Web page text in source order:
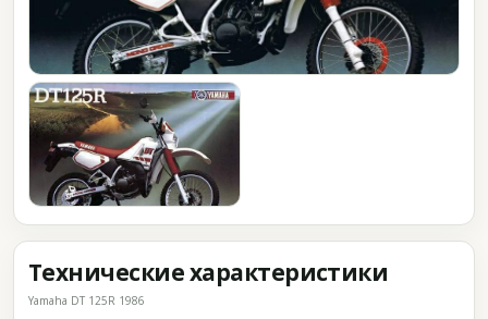
Технические характеристики
Yamaha DT 125R 1986